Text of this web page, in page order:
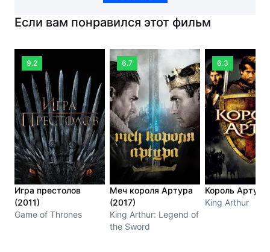
Если вам понравился этот фильм
9.2
Игра престолов
(2011)
Game of Thrones
6.7
Меч короля Артура
(2017)
King Arthur: Legend of
the Sword
6.3
Король Артур
King Arthur